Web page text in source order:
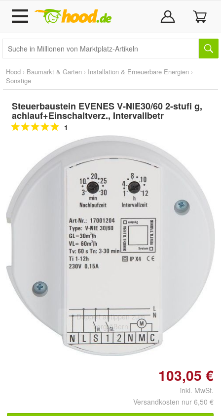
Hood › Baumarkt & Garten › Installation & Erneuerbare Energien ›
Sonstige
Steuerbaustein EVENES V-NIE30/60 2-stufi g,
achlauf+Einschaltverz., Intervallbetr
1
Doppelt antippen zum
vergrößern
103,05 €
inkl. MwSt.
Versandkosten nur 6,50 €